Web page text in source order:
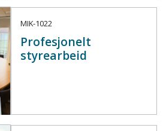
MIK-1022
Profesjonelt
styrearbeid